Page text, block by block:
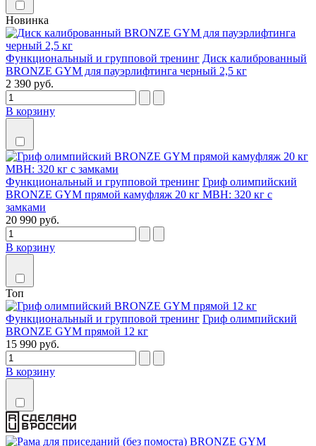
Новинка
Функциональный и групповой тренинг Диск калиброванный
BRONZE GYM для пауэрлифтинга черный 2,5 кг
2 390 руб.
В корзину
Функциональный и групповой тренинг Гриф олимпийский
BRONZE GYM прямой камуфляж 20 кг MBH: 320 кг с
замками
20 990 руб.
В корзину
Топ
Функциональный и групповой тренинг Гриф олимпийский
BRONZE GYM прямой 12 кг
15 990 руб.
В корзину